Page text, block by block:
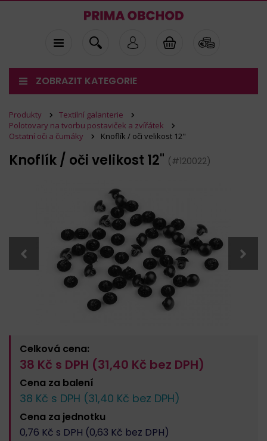
ZOBRAZIT KATEGORIE
Produkty
Textilní galanterie
Polotovary na tvorbu postaviček a zvířátek
Ostatní oči a čumáky
Knoflík / oči velikost 12"
Knoflík / oči velikost 12" (#120022)
Celková cena:
38 Kč s DPH (31,40 Kč bez DPH)
Cena za balení
38 Kč s DPH (31,40 Kč bez DPH)
Cena za jednotku
0,76 Kč s DPH (0,63 Kč bez DPH)